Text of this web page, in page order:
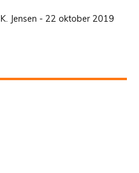
Jensen - 22 oktober 2019